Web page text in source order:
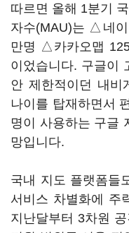
따르면 올해 1분기
자수(MAU)는 △네
만명 △카카오맵
이었습니다. 구글이
안 제한적이던 내비
나이를 탑재하면서
명이 사용하는 구글
망입니다.
국내 지도 플랫폼들
서비스 차별화에 주
지난달부터 3차원